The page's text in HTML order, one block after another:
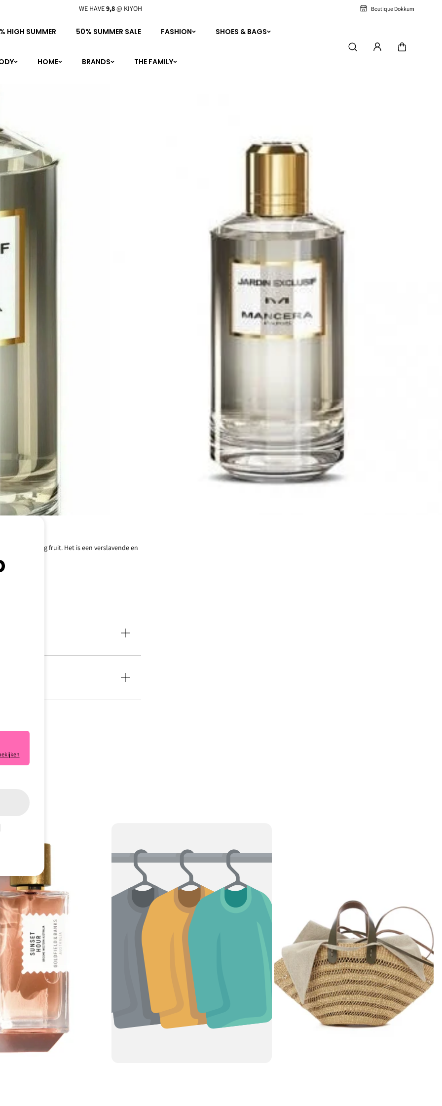
WE HAVE9,8@ KIYOH Boutique Dokkum
HIGH SUMMER 50% SUMMER SALE FASHION SHOES & BAGS
HOME BRANDS THE FAMILY
fluweelachtig fruit. Het is een verslavende en